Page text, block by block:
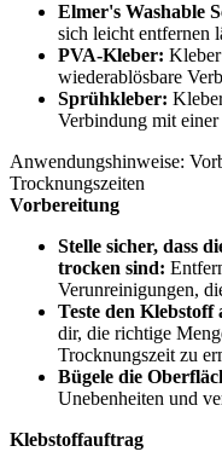
Elmer's Washable
sich leicht entfernen
PVA-Kleber:
wiederablösbare
Sprühkleber:
Verbindung mit
Anwendungshinweise:
Trocknungszeiten
Vorbereitung
Stelle sicher, dass
trocken sind:
Verunreinigungen,
Teste den Klebstoff
dir, die richtige
Trocknungszeit zu
Bügele die
Unebenheiten und
Klebstoffauftrag